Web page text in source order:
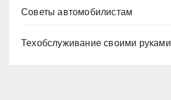
Советы автомобилистам
Техобслуживание своими руками